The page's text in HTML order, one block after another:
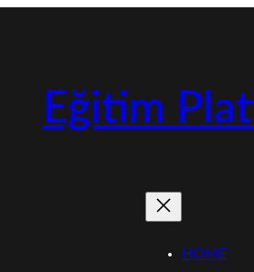
Eğitim
HOME